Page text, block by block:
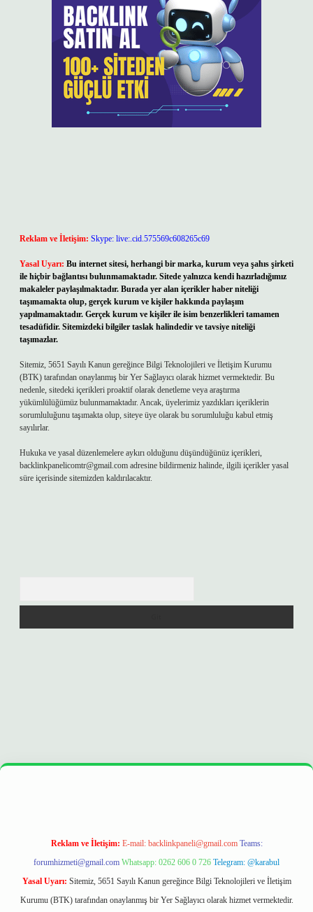
Reklam ve İletişim: Skype: live:.cid.575569c608265c69
Yasal Uyarı: Bu internet sitesi, herhangi bir marka, kurum veya şahıs şirketi
ile hiçbir bağlantısı bulunmamaktadır. Sitede yalnızca kendi hazırladığımız
makaleler paylaşılmaktadır. Burada yer alan içerikler haber niteliği
taşımamakta olup, gerçek kurum ve kişiler hakkında paylaşım
yapılmamaktadır. Gerçek kurum ve kişiler ile isim benzerlikleri tamamen
tesadüfidir. Sitemizdeki bilgiler taslak halindedir ve tavsiye niteliği
taşımazlar.
Sitemiz, 5651 Sayılı Kanun gereğince Bilgi Teknolojileri ve İletişim Kurumu
(BTK) tarafından onaylanmış bir Yer Sağlayıcı olarak hizmet vermektedir. Bu
nedenle, sitedeki içerikleri proaktif olarak denetleme veya araştırma
yükümlülüğümüz bulunmamaktadır. Ancak, üyelerimiz yazdıkları içeriklerin
sorumluluğunu taşımakta olup, siteye üye olarak bu sorumluluğu kabul etmiş
sayılırlar.
Hukuka ve yasal düzenlemelere aykırı olduğunu düşündüğünüz içerikleri,
backlinkpanelicomtr@gmail.com adresine bildirmeniz halinde, ilgili içerikler yasal
süre içerisinde sitemizden kaldırılacaktır.
betilbetgir.netbetexperhttps://betexpergir.net/
Reklam ve İletişim: E-mail: backlinkpaneli@gmail.com Teams:
forumhizmeti@gmail.com Whatsapp: 0262 606 0 726 Telegram: @karabul
Yasal Uyarı: Sitemiz, 5651 Sayılı Kanun gereğince Bilgi Teknolojileri ve İletişim
Kurumu (BTK) tarafından onaylanmış bir Yer Sağlayıcı olarak hizmet vermektedir.